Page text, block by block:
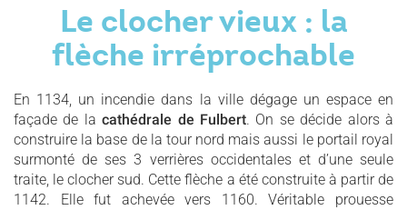
Le clocher vieux : la
flèche irréprochable
En 1134, un incendie dans la ville dégage un espace en
façade de lacathédrale de Fulbert. On se décide alors à
construire la base de la tour nord mais aussi le portail royal
surmonté de ses 3 verrières occidentales et d’une seule
traite, le clocher sud. Cette flèche a été construite à partir de
1142. Elle fut achevée vers 1160. Véritable prouesse